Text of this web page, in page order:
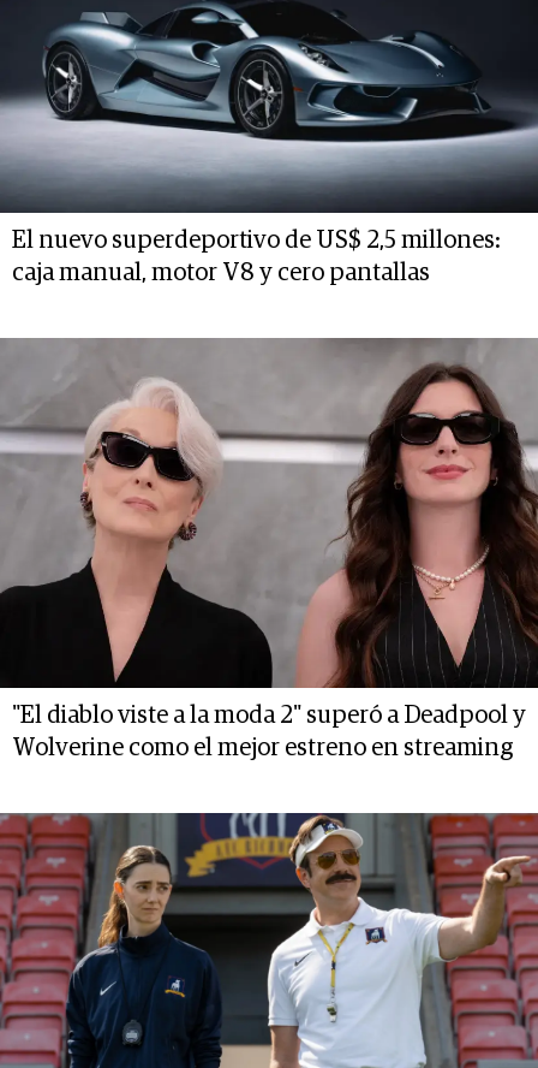
El nuevo superdeportivo de US$ 2,5 millones:
caja manual, motor V8 y cero pantallas
"El diablo viste a la moda 2" superó a Deadpool y
Wolverine como el mejor estreno en streaming